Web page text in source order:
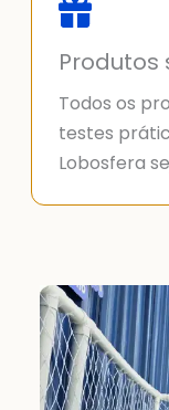
Produtos
Todos os
testes
Lobosfera